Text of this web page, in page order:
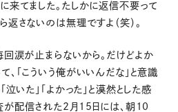
来てました。たしかに返信不要って
返さないのは無理ですよ（笑）。
回涙が止まらないから。だけどよか
、「こういう俺がいいんだな」と意識
泣いた」「よかった」と漠然とした感
が配信された2月15日には、朝10